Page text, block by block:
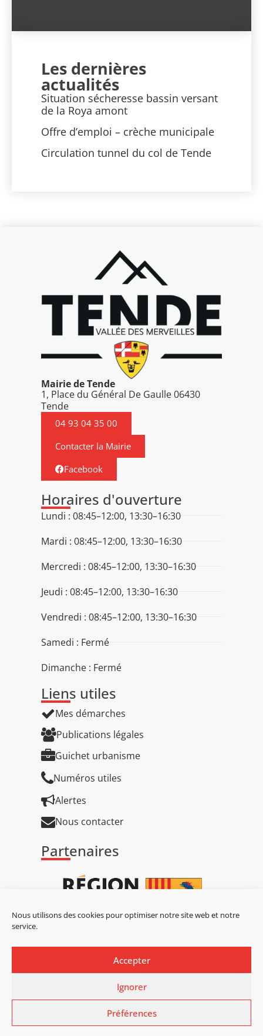
Nous utilisons des cookies pour optimiser notre site web et notre
service.
Accepter
Ignorer
Préférences
Les dernières
actualités
Situation sécheresse bassin versant
de la Roya amont
Offre d’emploi – crèche municipale
Circulation tunnel du col de Tende
Mairie de Tende
1, Place du Général De Gaulle 06430
Tende
04 93 04 35 00
Contacter la Mairie
Facebook
Horaires d'ouverture
Lundi : 08:45–12:00, 13:30–16:30
Mardi : 08:45–12:00, 13:30–16:30
Mercredi : 08:45–12:00, 13:30–16:30
Jeudi : 08:45–12:00, 13:30–16:30
Vendredi : 08:45–12:00, 13:30–16:30
Samedi : Fermé
Dimanche : Fermé
Liens utiles
Mes démarches
Publications légales
Guichet urbanisme
Numéros utiles
Alertes
Nous contacter
Partenaires